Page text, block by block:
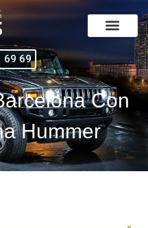
69 69
Con
Hummer